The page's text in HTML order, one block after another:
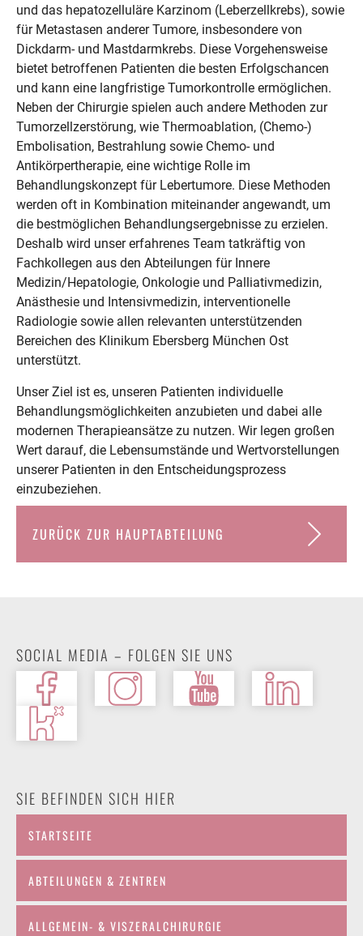
und das hepatozelluläre Karzinom (Leberzellkrebs), sowie
für Metastasen anderer Tumore, insbesondere von
Dickdarm- und Mastdarmkrebs. Diese Vorgehensweise
bietet betroffenen Patienten die besten Erfolgschancen
und kann eine langfristige Tumorkontrolle ermöglichen.
Neben der Chirurgie spielen auch andere Methoden zur
Tumorzellzerstörung, wie Thermoablation, (Chemo-)
Embolisation, Bestrahlung sowie Chemo- und
Antikörpertherapie, eine wichtige Rolle im
Behandlungskonzept für Lebertumore. Diese Methoden
werden oft in Kombination miteinander angewandt, um
die bestmöglichen Behandlungsergebnisse zu erzielen.
Deshalb wird unser erfahrenes Team tatkräftig von
Fachkollegen aus den Abteilungen für Innere
Medizin/Hepatologie, Onkologie und Palliativmedizin,
Anästhesie und Intensivmedizin, interventionelle
Radiologie sowie allen relevanten unterstützenden
Bereichen des Klinikum Ebersberg München Ost
unterstützt.
Unser Ziel ist es, unseren Patienten individuelle
Behandlungsmöglichkeiten anzubieten und dabei alle
modernen Therapieansätze zu nutzen. Wir legen großen
Wert darauf, die Lebensumstände und Wertvorstellungen
unserer Patienten in den Entscheidungsprozess
einzubeziehen.
ZURÜCK ZUR HAUPTABTEILUNG
SOCIAL MEDIA – FOLGEN SIE UNS
SIE BEFINDEN SICH HIER
STARTSEITE
ABTEILUNGEN & ZENTREN
ALLGEMEIN- & VISZERALCHIRURGIE